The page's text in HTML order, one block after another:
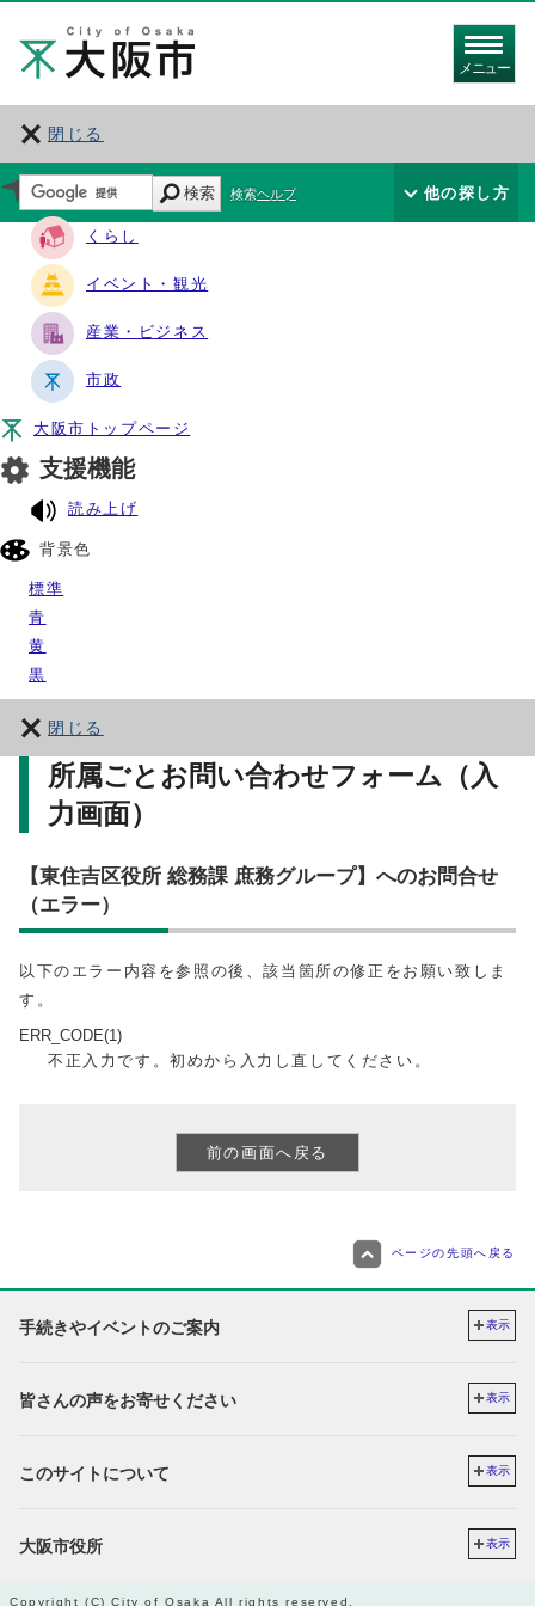
メニュー
閉じる
サイト・ナビ
くらし
イベント・観光
産業・ビジネス
市政
大阪市トップページ
支援機能
読み上げ
背景色
標準
青
黄
黒
閉じる
検索 検索ヘルプ 他の探し方
所属ごとお問い合わせフォーム（入
力画面）
【東住吉区役所 総務課 庶務グループ】へのお問合せ
（エラー）
以下のエラー内容を参照の後、該当箇所の修正をお願い致しま
す。
ERR_CODE(1)
不正入力です。初めから入力し直してください。
ページの先頭へ戻る
手続きやイベントのご案内 表示
皆さんの声をお寄せください 表示
このサイトについて 表示
大阪市役所 表示
Copyright (C) City of Osaka All rights reserved.